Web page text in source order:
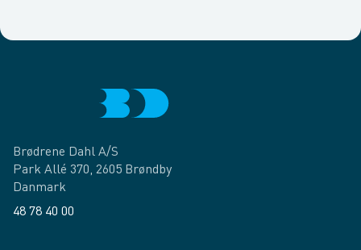
Brødrene Dahl A/S
Park Allé 370, 2605 Brøndby
Danmark
48 78 40 00